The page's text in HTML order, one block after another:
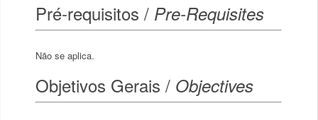
Pré-requisitos / Pre-Requisites
Não se aplica.
Objetivos Gerais / Objectives